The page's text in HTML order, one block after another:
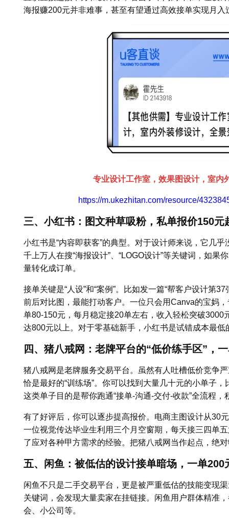
海报赚200元并非难事，甚至有望通过高效接单实现月入
专业设计工作室，效果图设计，室内
https://m.ukezhitan.com/resource/
三、小红书：图文种草吸粉，私单报价150元
小红书是“内容即获客”的典型。对于设计师来说，它几
千上万人在搜“海报设计”、“LOGO设计”等关键词，如
量转化成订单。
接单关键是“人设”和“案例”。比如发一篇“帮客户设计第
前后对比图，最能打动客户。一位只会用Canva的宝妈
单80-150元，每月稳定接20单左右，收入轻松突破3000
达800元以上。对于零基础新手，小红书是试错成本最低
四、猪八戒网：老牌平台的“低价练手区”，
猪八戒网是老牌服务交易平台。虽然有人吐槽低价竞争
恰是最好的“训练场”。你可以找到大量几十元的小单子
这类单子目的是帮你跑通“接单-沟通-交付-收款”全流程
有了好评后，你可以逐步提高报价。电商主图设计从30
一位视觉传达毕业生利用三个月空窗期，每天接三四单
了应对各种甲方需求的经验。把猪八戒网当作起点，绝
五、闲鱼：被低估的设计接单暗场，一单200
闲鱼不只是二手交易平台，更是被严重低估的技能变现渠
关键词，会发现大量卖家在挂链接。闲鱼用户群体精
会、小公司等。